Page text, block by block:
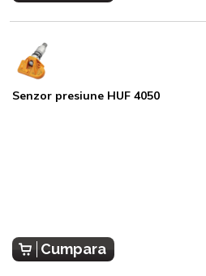
Senzor presiune HUF 4050
Cumpara